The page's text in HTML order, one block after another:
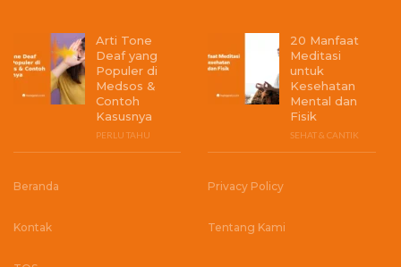
Arti Tone
Deaf yang
Populer di
Medsos &
Contoh
Kasusnya
PERLU TAHU
20 Manfaat
Meditasi
untuk
Kesehatan
Mental dan
Fisik
SEHAT & CANTIK
Beranda Privacy Policy
Kontak Tentang Kami